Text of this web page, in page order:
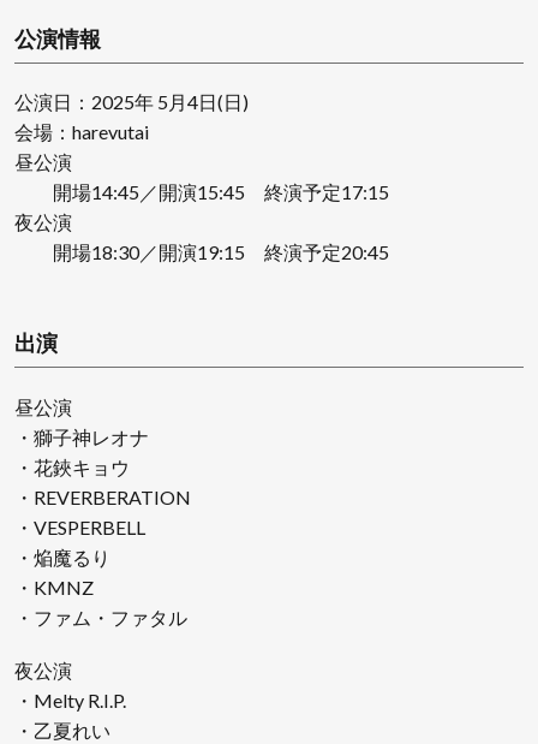
公演情報
公演日：2025年 5月4日(日)
会場：harevutai
昼公演
開場14:45／開演15:45 終演予定17:15
夜公演
開場18:30／開演19:15 終演予定20:45
出演
昼公演
・獅子神レオナ
・花鋏キョウ
・REVERBERATION
・VESPERBELL
・焔魔るり
・KMNZ
・ファム・ファタル
夜公演
・Melty R.I.P.
・乙夏れい